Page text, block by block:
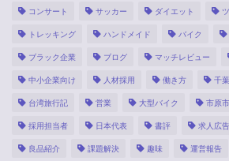
コンサート サッカー ダイエット
トレッキング ハンドメイド バイク
ブラック企業 ブログ マッチレビュー
中小企業向け 人材採用 働き方 千葉
台湾旅行記 営業 大型バイク 市原市
採用担当者 日本代表 書評 求人広告
良品紹介 課題解決 趣味 運営報告